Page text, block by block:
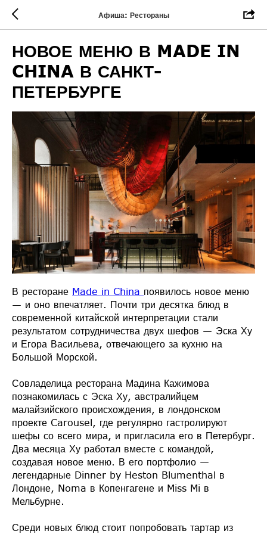
Афиша: Рестораны
НОВОЕ МЕНЮ В MADE IN
CHINA В САНКТ-
ПЕТЕРБУРГЕ
В ресторане Made in China появилось новое меню
— и оно впечатляет. Почти три десятка блюд в
современной китайской интерпретации стали
результатом сотрудничества двух шефов — Эска Ху
и Егора Васильева, отвечающего за кухню на
Большой Морской.
Совладелица ресторана Мадина Кажимова
познакомилась с Эска Ху, австралийцем
малайзийского происхождения, в лондонском
проекте Carousel, где регулярно гастролируют
шефы со всего мира, и пригласила его в Петербург.
Два месяца Ху работал вместе с командой,
создавая новое меню. В его портфолио —
легендарные Dinner by Heston Blumenthal в
Лондоне, Noma в Копенгагене и Miss Mi в
Мельбурне.
Среди новых блюд стоит попробовать тартар из